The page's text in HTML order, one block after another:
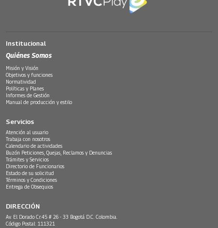
Institucional
Quiénes Somos
Misión y Visión
Objetivos y funciones
Normatividad
Políticas y Planes
Informes de Gestión
Manual de producción y estilo
Servicios
Atención al usuario
Trabaja con nosotros
Calendario de actividades
Buzón Peticiones, Quejas, Reclamos y Denuncias
Trámites y Servicios
Directorio de Funcionarios
Estado de su solicitud
Términos y Condiciones
Entrega de Obsequios
DIRECCIÓN
Av. El Dorado Cr.45 # 26 - 33 Bogotá D.C. Colombia.
Código Postal: 111321